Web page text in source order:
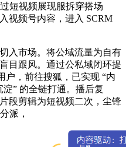
短视频展现服拆穿搭场
视频号内容，进入 SCRM
市场。将公域流量为自有
目跟风。通过公私域闭环提
户，前往搜狐，已实现 “内
” 的全链打通。播后复
段剪辑为短视频二次，尘锋
派，